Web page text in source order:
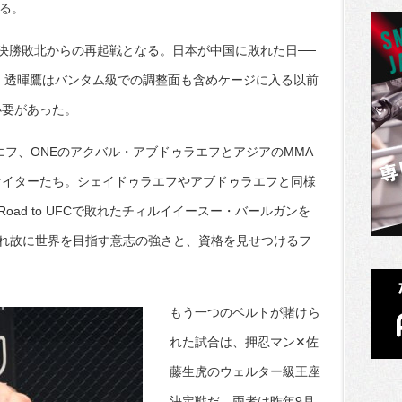
。
勝敗北からの再起戦となる。日本が中国に敗れた日──
暉鷹はバンタム級での調整面も含めケージに入る以前
があった。
、ONEのアクバル・アブドゥラエフとアジアのMMA
ターたち。シェイドゥラエフやアブドゥラエフと同様
to UFCで敗れたチィルイイースー・バールガンを
故に世界を目指す意志の強さと、資格を見せつけるフ
もう一つのベルトが賭けら
れた試合は、押忍マン✕佐
藤生虎のウェルター級王座